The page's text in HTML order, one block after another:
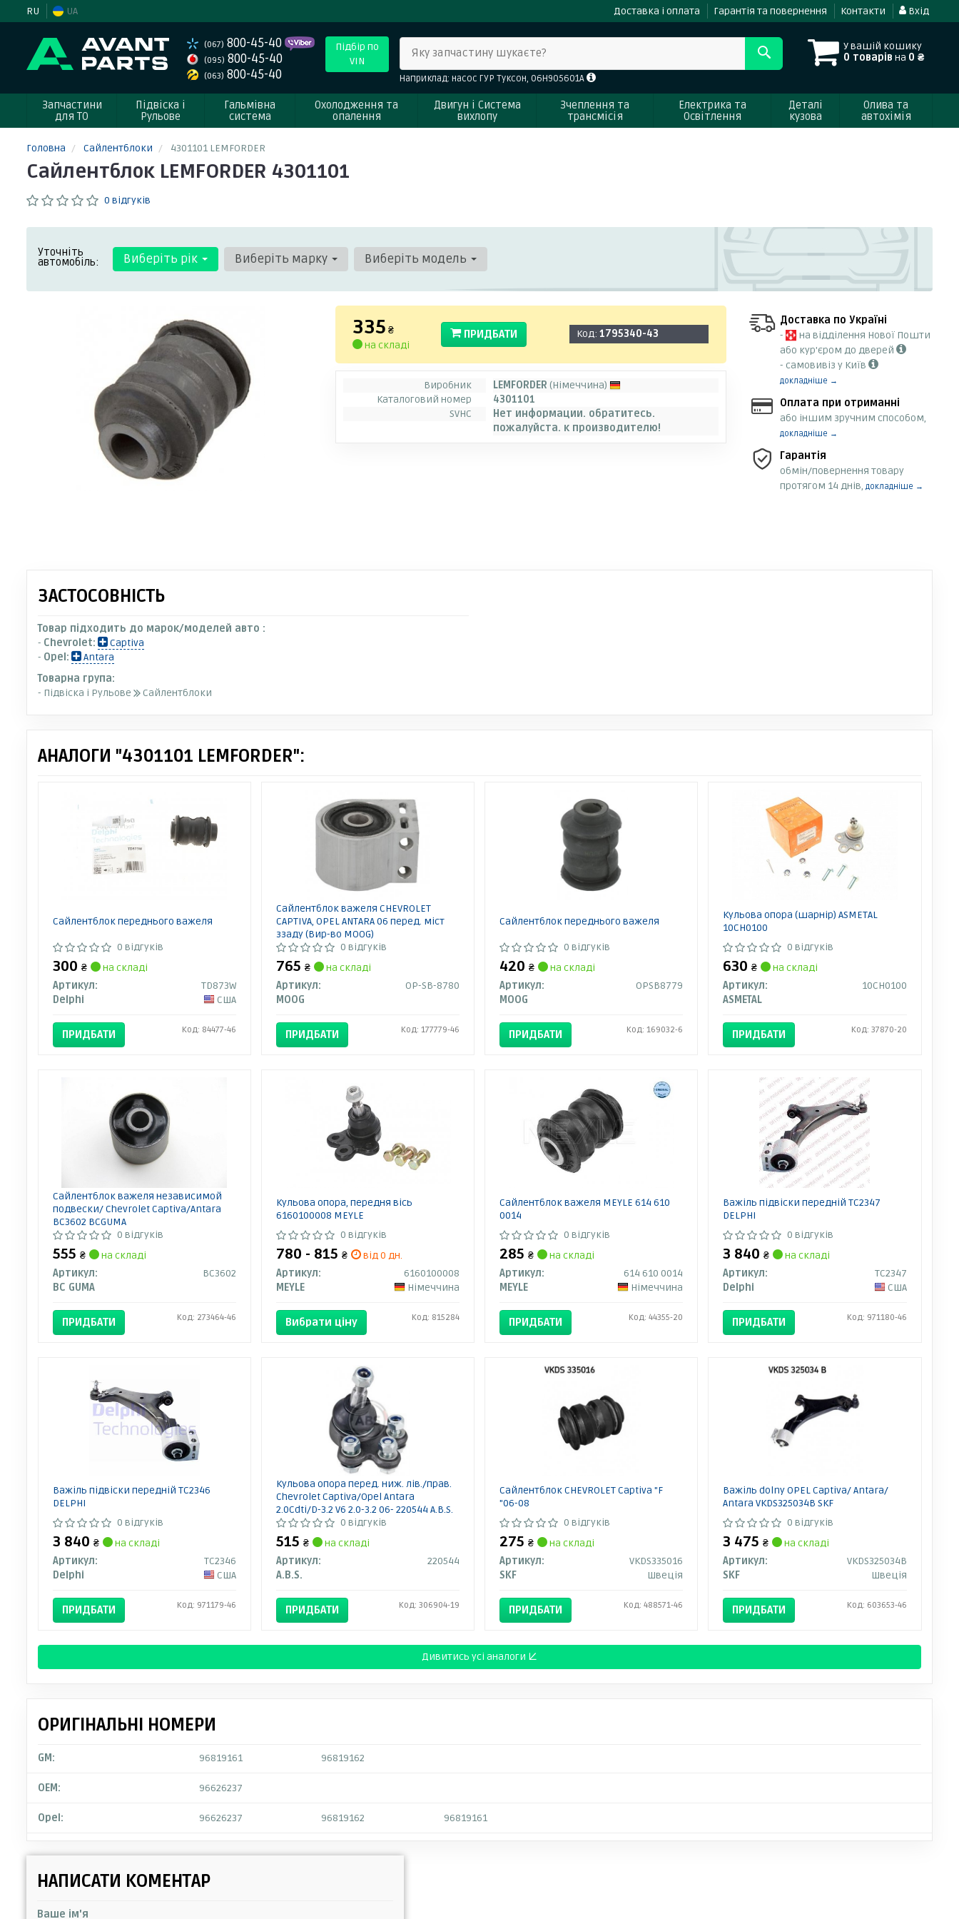
RU UA Доставка і оплата Гарантія та повернення Контакти Вхід
(067) 800-45-40
(095) 800-45-40
(063) 800-45-40
Підбір по
VIN
У вашій кошику
0 товарів на 0 ₴
Яку запчастину шукаєте?
Наприклад: насос ГУР Туксон, 06H905601A
Запчастини
для ТО
Підвіска і
Рульове
Гальмівна
система
Охолодження та
опалення
Двигун і Система
вихлопу
Зчеплення та
трансмісія
Електрика та
Освітлення
Деталі
кузова
Олива та
автохімія
Головна Сайлентблоки 4301101 LEMFORDER
Сайлентблок LEMFORDER 4301101
0 відгуків
Уточніть
автомобіль: Виберіть рік Виберіть марку Виберіть модель
335 ₴
на складі
ПРИДБАТИ Код:1795340-43
Виробник LEMFORDER (Німеччина)
Каталоговий номер
4301101
SVHC
Нет информации. обратитесь.
пожалуйста. к производителю!
Доставка по Україні
-
на відділення Нової Пошти
або кур'єром до дверей
- самовивіз у Київ
докладніше →
Оплата при отриманні
або іншим зручним способом,
докладніше →
Гарантія
обмін/повернення товару
протягом 14 днів,докладніше →
ЗАСТОСОВНІСТЬ
Товар підходить до марок/моделей авто :
- Chevrolet:
Captiva
- Opel:
Antara
Товарна група:
- Підвіска і Рульове
Сайлентблоки
АНАЛОГИ "4301101 LEMFORDER":
Сайлентблок переднього важеля
0 відгуків
300 ₴
на складі
Артикул:
TD873W
Delphi
США
ПРИДБАТИ Код: 84477-46
Сайлентблок важеля CHEVROLET
CAPTIVA, OPEL ANTARA 06 перед. міст
ззаду (Вир-во MOOG)
0 відгуків
765 ₴
на складі
Артикул:
OP-SB-8780
MOOG
ПРИДБАТИ Код: 177779-46
Сайлентблок переднього важеля
0 відгуків
420 ₴
на складі
Артикул:
OPSB8779
MOOG
ПРИДБАТИ Код: 169032-6
Кульова опора (шарнір) ASMETAL
10CH0100
0 відгуків
630₴
на складі
Артикул:
10CH0100
ASMETAL
ПРИДБАТИ Код: 37870-20
Сайлентблок важеля независимой
подвески/ Chevrolet Captiva/Antara
BC3602 BCGUMA
0 відгуків
555 ₴
на складі
Артикул:
BC3602
BC GUMA
ПРИДБАТИ Код: 273464-46
Кульова опора, передня вісь
6160100008 MEYLE
0 відгуків
780 - 815 ₴
від 0 дн.
Артикул:
6160100008
MEYLE
Німеччина
Вибрати ціну Код: 815284
Сайлентблок важеля MEYLE 614 610
0014
0 відгуків
285 ₴
на складі
Артикул:
614 610 0014
MEYLE
Німеччина
ПРИДБАТИ Код: 44355-20
Важіль підвіски передній TC2347
DELPHI
0 відгуків
3 840₴
на складі
Артикул:
TC2347
Delphi
США
ПРИДБАТИ Код: 971180-46
Важіль підвіски передній TC2346
DELPHI
0 відгуків
3 840 ₴
на складі
Артикул:
TC2346
Delphi
США
ПРИДБАТИ Код: 971179-46
Кульова опора перед. ниж. лів./прав.
Chevrolet Captiva/Opel Antara
2.0Cdti/D-3.2 V6 2.0-3.2 06- 220544 A.B.S.
0 відгуків
515 ₴
на складі
Артикул:
220544
A.B.S.
ПРИДБАТИ Код: 306904-19
Сайлентблок CHEVROLET Captiva "F
"06-08
0 відгуків
275 ₴
на складі
Артикул:
VKDS335016
SKF
Швеція
ПРИДБАТИ Код: 488571-46
Важіль dolny OPEL Captiva/ Antara/
Antara VKDS325034B SKF
0 відгуків
3 475₴
на складі
Артикул:
VKDS325034B
SKF
Швеція
ПРИДБАТИ Код: 603653-46
Дивитись усі аналоги ↓
ОРИГІНАЛЬНІ НОМЕРИ
GM: 96819161 96819162
OEM: 96626237
Opel: 96626237 96819162 96819161
НАПИСАТИ КОМЕНТАР
Ваше ім'я